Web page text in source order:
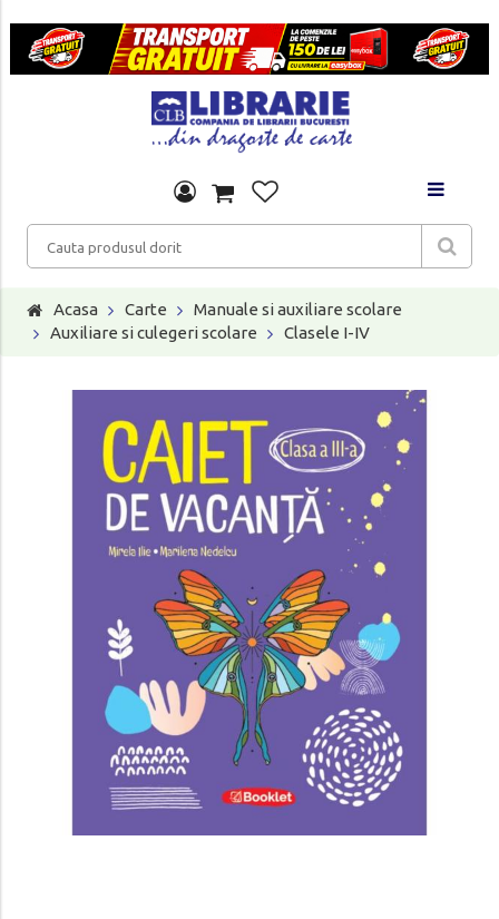
Acasa Carte
Manuale si auxiliare scolare
Auxiliare si culegeri scolare
Clasele I-IV